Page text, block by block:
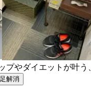
やダイエットが叶
解消